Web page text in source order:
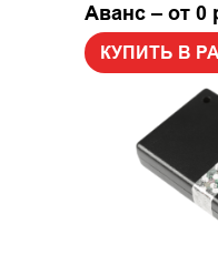
Аванс – от 0
КУПИТЬ В